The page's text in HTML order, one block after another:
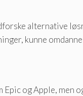
alternative
kunne
og Apple,